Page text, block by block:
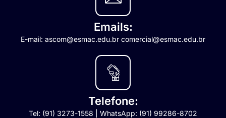
Emails:
E-mail: ascom@esmac.edu.br comercial@esmac.edu.br
Telefone:
Tel: (91) 3273-1558 | WhatsApp: (91) 99286-8702